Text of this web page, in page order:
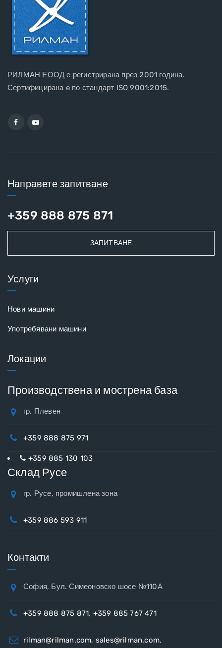
РИЛМАН ЕООД е регистрирана през 2001 година.
Сертифицирана e по стандарт ISO 9001:2015.
Направете запитване
+359 888 875 871
ЗАПИТВАНЕ
Услуги
Нови машини
Употребявани машини
Локации
Производствена и мострена база
гр. Плевен
+359 888 875 971
+359 885 130 103
Склад Русе
гр. Русе, промишлена зона
+359 886 593 911
Контакти
София, Бул. Симеоновско шосе №110А
+359 888 875 871, +359 885 767 471
rilman@rilman.com, sales@rilman.com,